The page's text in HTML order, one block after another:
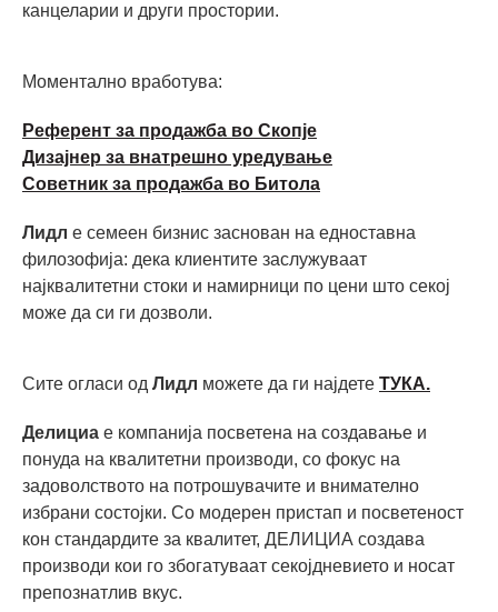
канцеларии и други простории.
Моментално вработува:
Референт за продажба во Скопје
Дизајнер за внатрешно уредување
Советник за продажба во Битола
Лидл е семеен бизнис заснован на едноставна
филозофија: дека клиентите заслужуваат
најквалитетни стоки и намирници по цени што секој
може да си ги дозволи.
Сите огласи од Лидл можете да ги најдете ТУКА.
Делициа е компанија посветена на создавање и
понуда на квалитетни производи, со фокус на
задоволството на потрошувачите и внимателно
избрани состојки. Со модерен пристап и посветеност
кон стандардите за квалитет, ДЕЛИЦИА создава
производи кои го збогатуваат секојдневието и носат
препознатлив вкус.